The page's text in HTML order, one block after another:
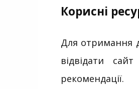
Корисні
Для отримання
відвідати сайт
рекомендації.